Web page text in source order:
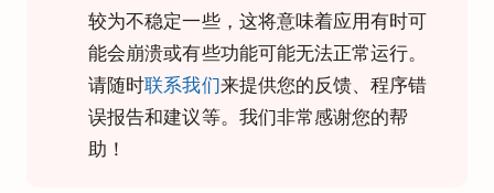
较为不稳定一些，这将意味着应用有时可
能会崩溃或有些功能可能无法正常运行。
请随时联系我们来提供您的反馈、程序错
误报告和建议等。我们非常感谢您的帮
助！